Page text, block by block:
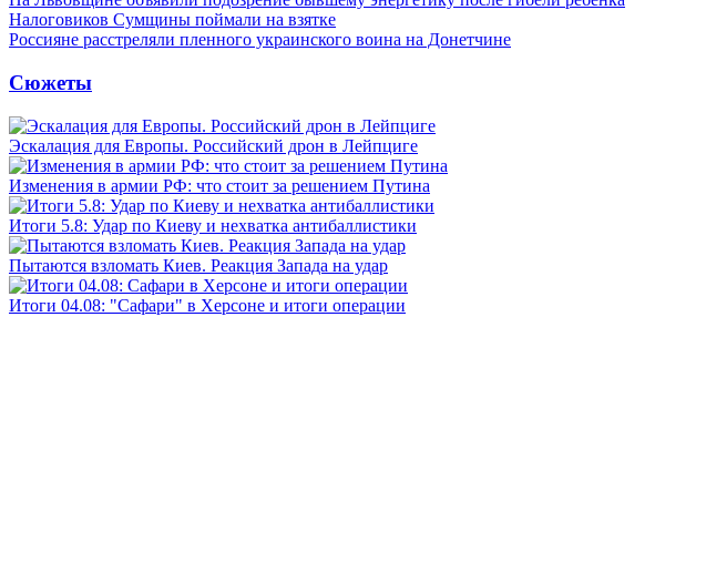
Налоговиков Сумщины поймали на взятке
Россияне расстреляли пленного украинского воина на Донетчине
Сюжеты
Эскалация для Европы. Российский дрон в Лейпциге
Изменения в армии РФ: что стоит за решением Путина
Итоги 5.8: Удар по Киеву и нехватка антибаллистики
Пытаются взломать Киев. Реакция Запада на удар
Итоги 04.08: "Сафари" в Херсоне и итоги операции